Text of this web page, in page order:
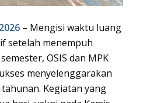
– Mengisi waktu luang
setelah menempuh
OSIS dan MPK
menyelenggarakan
Kegiatan yang